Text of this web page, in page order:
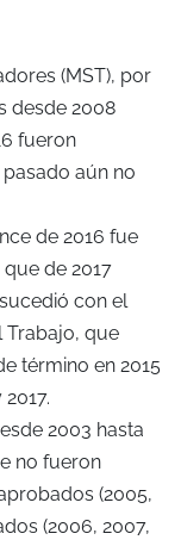
(MST), por
desde 2008
fueron
aún no
de 2016 fue
de 2017
con el
Trabajo, que
término en 2015
2003 hasta
no fueron
(2005,
(2006, 2007,